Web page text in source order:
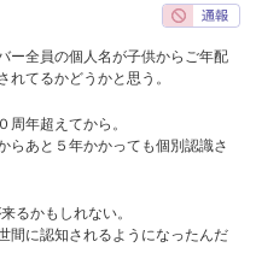
ー全員の個人名が子供からご年配
れてるかどうかと思う。
周年超えてから。
らあと５年かかっても個別認識さ
るかもしれない。
間に認知されるようになったんだ